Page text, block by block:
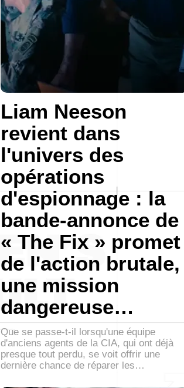
Liam Neeson
revient dans
l'univers des
opérations
d'espionnage : la
bande-annonce de
« The Fix » promet
de l'action brutale,
une mission
dangereuse…
Que se passe-t-il lorsqu'une équipe
d'anciens agents de la CIA, qui ont déjà
presque tout perdu, se voit offrir une
dernière chance de réparer les…